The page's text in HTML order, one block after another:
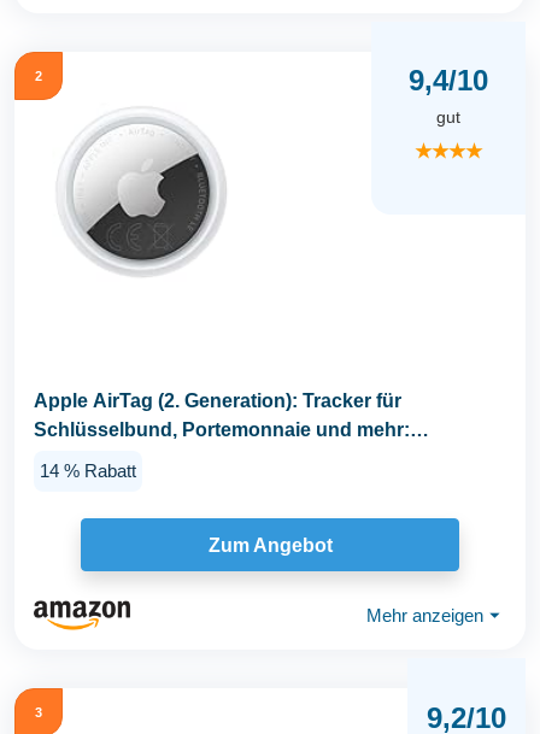
2 9,4/10
gut
★★★★
Apple AirTag (2. Generation): Tracker für
Schlüsselbund, Portemonnaie und mehr:
14 % Rabatt
Zum Angebot
Mehr anzeigen ⏷
3 9,2/10